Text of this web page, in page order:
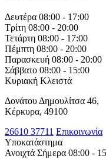
Δευτέρα 08:00 - 17:00
Τρίτη 08:00 - 20:00
Τετάρτη 08:00 - 17:00
Πέμπτη 08:00 - 20:00
Παρασκευή 08:00 - 20:00
Σάββατο 08:00 - 15:00
Κυριακή Κλειστά
Δονάτου Δημουλίτσα 46,
Κέρκυρα, 49100
26610 37711 Επικοινωνία
Υποκατάστημα
Ανοιχτά Σήμερα 08:00 -